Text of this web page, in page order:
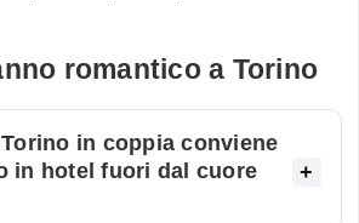
romantico a Torino
in coppia conviene
in hotel fuori dal cuore